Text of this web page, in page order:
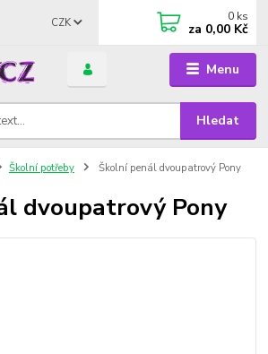
Menu
CZK
Hledat
0 ks
za 0,00 Kč
Školní potřeby Školní penál dvoupatrový Pony
dvoupatrový Pony